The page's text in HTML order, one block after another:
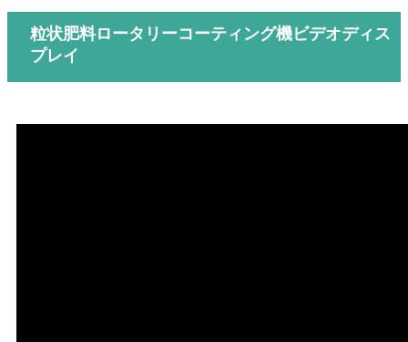
粒状肥料ロータリーコーティング機ビデオディス
プレイ